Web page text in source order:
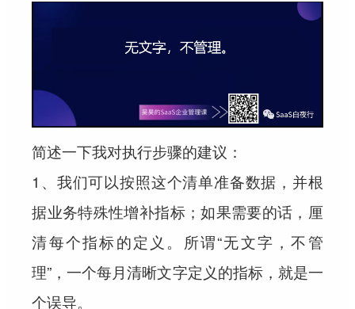
简述一下我对执行步骤的建议：
1、我们可以按照这个清单准备数据，并根
据业务特殊性增补指标；如果需要的话，厘
清每个指标的定义。所谓“无文字，不管
理”，一个每月清晰文字定义的指标，就是一
个误导。